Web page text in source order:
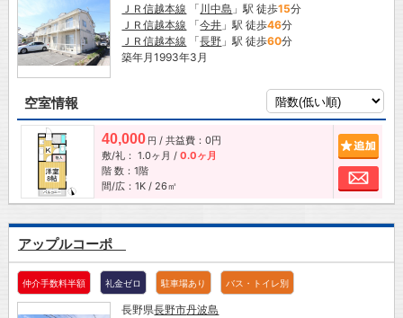
ＪＲ信越本線 「 川中島 」駅 徒歩15分
ＪＲ信越本線 「今井 」駅 徒歩46分
ＪＲ信越本線 「長野 」駅 徒歩60分
築年月1993年3月
空室情報
40,000 円 / 共益費：0円
敷/礼： 1.0ヶ月 / 0.0ヶ月
階 数：1階
間/広：1K / 26㎡
お
アップルコーポ
仲介手数料半額 礼金ゼロ 駐車場あり バス・トイレ別
長野県長野市丹波島